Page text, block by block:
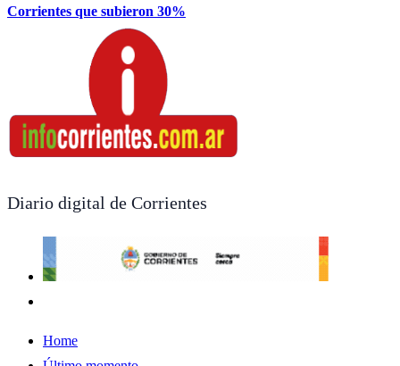
Corrientes que subieron 30%
Diario digital de Corrientes
Home